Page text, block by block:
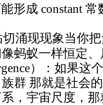
形成 constant
切涌现现象当你
蚂蚁一样恒定
）：如果这
群 那就是社会
，宇宙尺度，